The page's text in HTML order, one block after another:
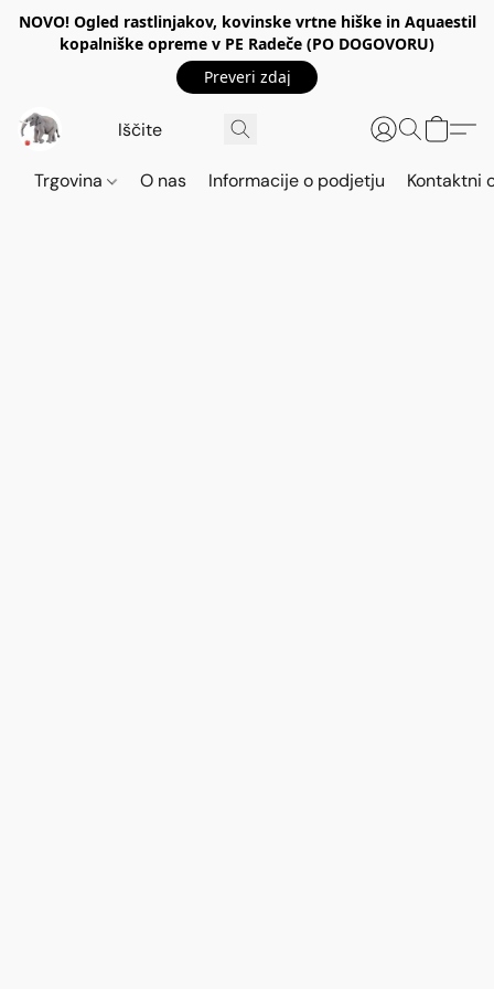
NOVO! Ogled rastlinjakov, kovinske vrtne hiške in Aquaestil
kopalniške opreme v PE Radeče (PO DOGOVORU)
Preveri zdaj
Trgovina O nas Informacije o podjetju Kontaktni